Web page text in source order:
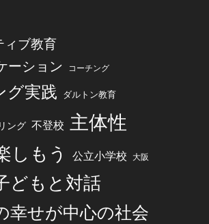
ィブ教育
ーション コーチング
グ実践 ダルトン教育
ング 不登校 主体性
しもう 公立小学校 大阪
どもと対話
幸せが中心の社会